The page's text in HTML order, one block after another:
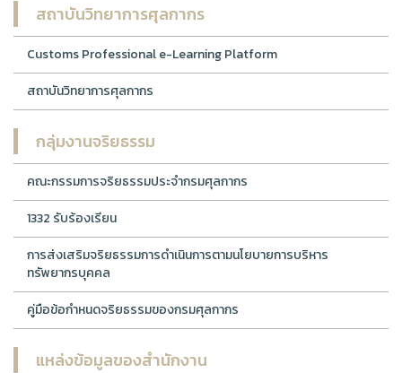
สถาบันวิทยาการศุลกากร
Customs Professional e-Learning Platform
สถาบันวิทยาการศุลกากร
กลุ่มงานจริยธรรม
คณะกรรมการจริยธรรมประจำกรมศุลกากร
1332 รับร้องเรียน
การส่งเสริมจริยธรรมการดำเนินการตามนโยบายการบริหาร
ทรัพยากรบุคคล
คู่มือข้อกำหนดจริยธรรมของกรมศุลกากร
แหล่งข้อมูลของสำนักงาน